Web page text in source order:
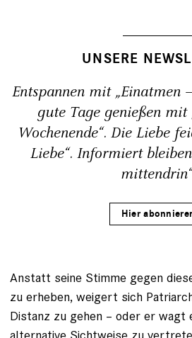
UNSERE
Entspannen mit „Einatmen
gute Tage genießen
Wochenende“. Die Liebe
Liebe“. Informiert
Hier
Anstatt seine Stimme gegen
zu erheben, weigert sich
Distanz zu gehen – oder er
alternative Sichtweise zu